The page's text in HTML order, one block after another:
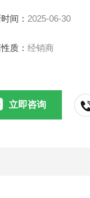
间： 2025-06-30
质：经销商
立即咨询